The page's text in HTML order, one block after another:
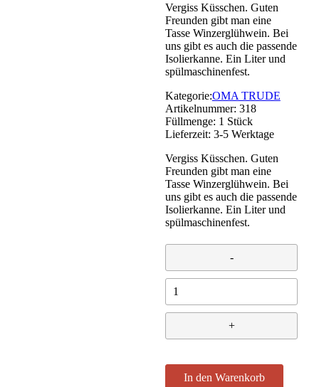
Vergiss Küsschen. Guten
Freunden gibt man eine
Tasse Winzerglühwein. Bei
uns gibt es auch die passende
Isolierkanne. Ein Liter und
spülmaschinenfest.
Kategorie:OMA TRUDE
Artikelnummer: 318
Füllmenge: 1 Stück
Lieferzeit: 3-5 Werktage
Vergiss Küsschen. Guten
Freunden gibt man eine
Tasse Winzerglühwein. Bei
uns gibt es auch die passende
Isolierkanne. Ein Liter und
spülmaschinenfest.
OMA
TRUDE
Isolierkanne
In den Warenkorb